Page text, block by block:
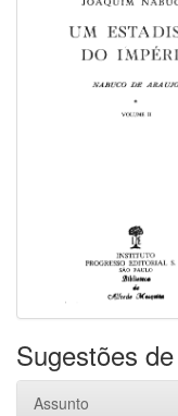
Sugestões
Assunto